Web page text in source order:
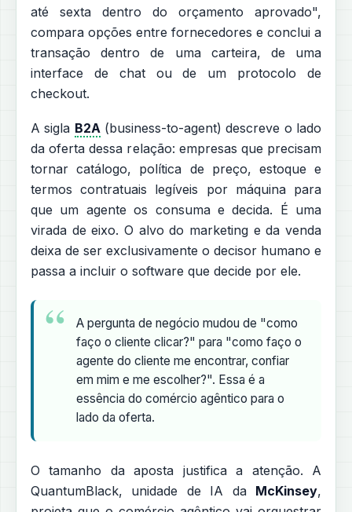
até sexta dentro do orçamento aprovado",
compara opções entre fornecedores e conclui a
transação dentro de uma carteira, de uma
interface de chat ou de um protocolo de
checkout.
A sigla B2A(business-to-agent) descreve o lado
da oferta dessa relação: empresas que precisam
tornar catálogo, política de preço, estoque e
termos contratuais legíveis por máquina para
que um agente os consuma e decida. É uma
virada de eixo. O alvo do marketing e da venda
deixa de ser exclusivamente o decisor humano e
passa a incluir o software que decide por ele.
A pergunta de negócio mudou de "como
faço o cliente clicar?" para "como faço o
agente do cliente me encontrar, confiar
em mim e me escolher?". Essa é a
essência do comércio agêntico para o
lado da oferta.
O tamanho da aposta justifica a atenção. A
QuantumBlack, unidade de IA da McKinsey,